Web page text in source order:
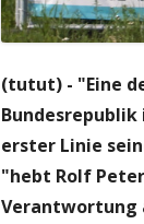
(tutut) - "Eine
erster Linie
"hebt Rolf
Verantwortung